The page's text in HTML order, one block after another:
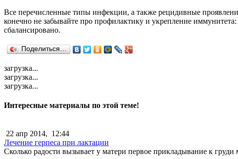
Все перечисленные типы инфекции, а также рецидивные
конечно не забывайте про профилактику и укрепление
сбалансировано.
Поделиться…
загрузка...
загрузка...
загрузка...
Интересные материалы по этой теме!
22 апр 2014, 12:44
Лечение герпеса при лактации
Сколько радости вызывает у матери первое прикладывание к груди